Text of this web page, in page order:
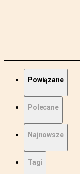
Powiązane
Polecane
Najnowsze
Tagi